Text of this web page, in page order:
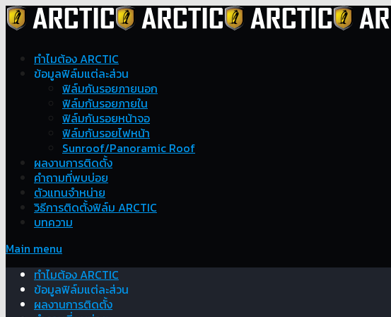
ทำไมต้อง ARCTIC
ข้อมูลฟิล์มแต่ละส่วน
ฟิล์มกันรอยภายนอก
ฟิล์มกันรอยภายใน
ฟิล์มกันรอยหน้าจอ
ฟิล์มกันรอยไฟหน้า
Sunroof/Panoramic Roof
ผลงานการติดตั้ง
คำถามที่พบบ่อย
ตัวแทนจำหน่าย
วิธีการติดตั้งฟิล์ม ARCTIC
บทความ
Main menu
ทำไมต้อง ARCTIC
ข้อมูลฟิล์มแต่ละส่วน
ผลงานการติดตั้ง